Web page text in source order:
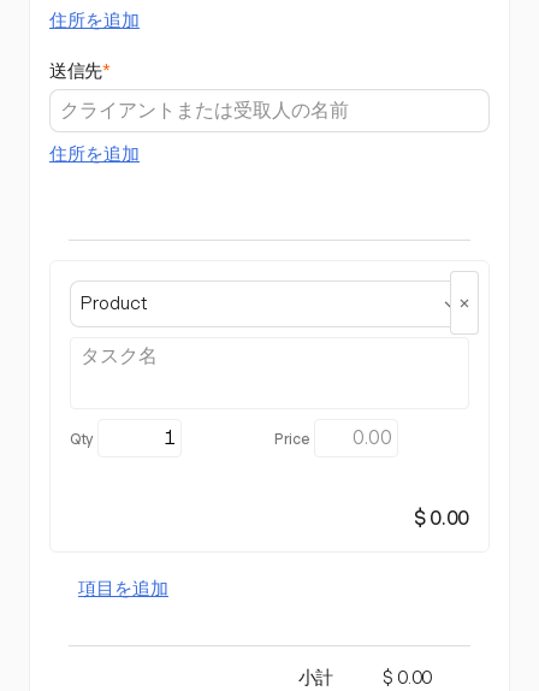
住所を追加
送信先*
住所を追加
Product
$ 0.00
項目を追加
小計
$ 0.00